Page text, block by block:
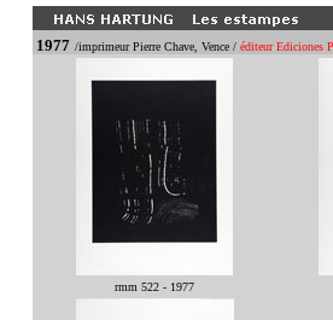
rmm 522 - 1977
1977 /imprimeur Pierre Chave, Vence /éditeur Ediciones